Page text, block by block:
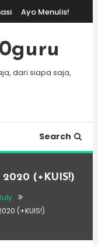
Ayo Menulis!
dari siapa saja,
Search
(+KUIS!)
(+KUIS!)